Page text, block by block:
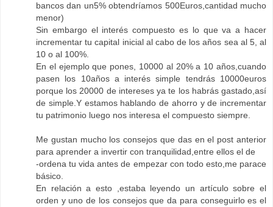
bancos dan un5% obtendríamos 500Euros,cantidad mucho
menor)
Sin embargo el interés compuesto es lo que va a hacer
incrementar tu capital inicial al cabo de los años sea al 5, al
10 o al 100%.
En el ejemplo que pones, 10000 al 20% a 10 años,cuando
pasen los 10años a interés simple tendrás 10000euros
porque los 20000 de intereses ya te los habrás gastado,así
de simple.Y estamos hablando de ahorro y de incrementar
tu patrimonio luego nos interesa el compuesto siempre.
Me gustan mucho los consejos que das en el post anterior
para aprender a invertir con tranquilidad,entre ellos el de
-ordena tu vida antes de empezar con todo esto,me parace
básico.
En relación a esto ,estaba leyendo un artículo sobre el
orden y uno de los consejos que da para conseguirlo es el